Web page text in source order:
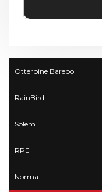
Otterbine Barebo
RainBird
Solem
RPE
Norma